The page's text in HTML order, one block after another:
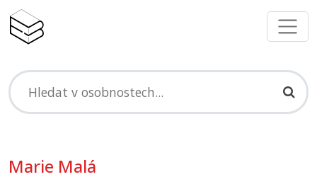
Marie Malá